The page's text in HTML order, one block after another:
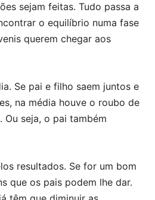
sejam feitas. Tudo passa a
o equilíbrio numa fase
querem chegar aos
Se pai e filho saem juntos e
na média houve o roubo de
Ou seja, o pai também
resultados. Se for um bom
que os pais podem lhe dar.